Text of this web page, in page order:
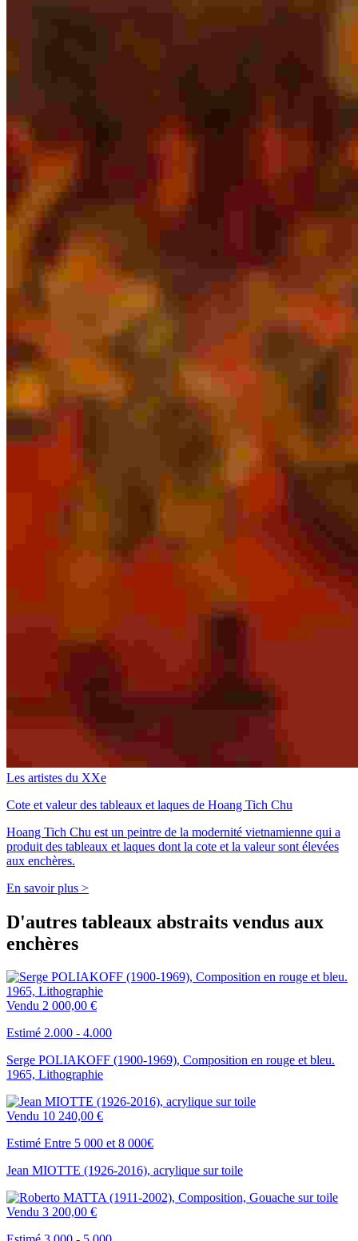
Les artistes du XXe
Cote et valeur des tableaux et laques de Hoang Tich Chu
Hoang Tich Chu est un peintre de la modernité vietnamienne qui a
produit des tableaux et laques dont la cote et la valeur sont élevées
aux enchères.
En savoir plus >
D'autres tableaux abstraits vendus aux
enchères
Vendu 2 000,00 €
Estimé 2.000 - 4.000
Serge POLIAKOFF (1900-1969), Composition en rouge et bleu.
1965, Lithographie
Vendu 10 240,00 €
Estimé Entre 5 000 et 8 000€
Jean MIOTTE (1926-2016), acrylique sur toile
Vendu 3 200,00 €